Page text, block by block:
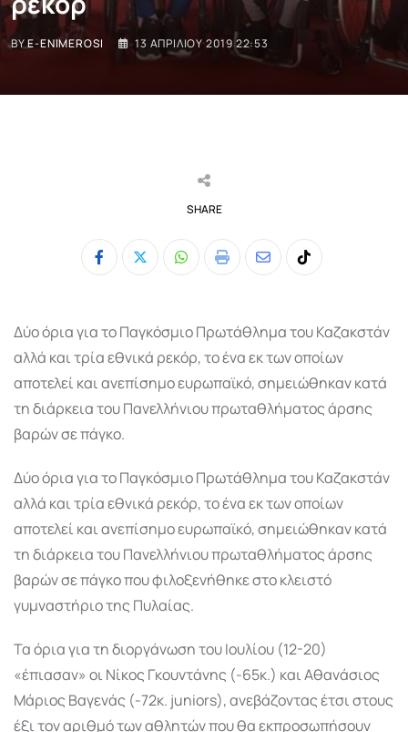
BYE-ENIMEROSI 13 ΑΠΡΙΛΊΟΥ 2019 22:53
SHARE
Whatsapp
Print
ShareTiktok
Δύο όρια για το Παγκόσμιο Πρωτάθλημα του Καζακστάν
αλλά και τρία εθνικά ρεκόρ, το ένα εκ των οποίων
αποτελεί και ανεπίσημο ευρωπαϊκό, σημειώθηκαν κατά
τη διάρκεια του Πανελλήνιου πρωταθλήματος άρσης
βαρών σε πάγκο.
Δύο όρια για το Παγκόσμιο Πρωτάθλημα του Καζακστάν
αλλά και τρία εθνικά ρεκόρ, το ένα εκ των οποίων
αποτελεί και ανεπίσημο ευρωπαϊκό, σημειώθηκαν κατά
τη διάρκεια του Πανελλήνιου πρωταθλήματος άρσης
βαρών σε πάγκο που φιλοξενήθηκε στο κλειστό
γυμναστήριο της Πυλαίας.
Τα όρια για τη διοργάνωση του Ιουλίου (12-20)
«έπιασαν» οι Νίκος Γκουντάνης (-65κ.) και Αθανάσιος
Μάριος Βαγενάς (-72κ. juniors), ανεβάζοντας έτσι στους
έξι τον αριθμό των αθλητών που θα εκπροσωπήσουν